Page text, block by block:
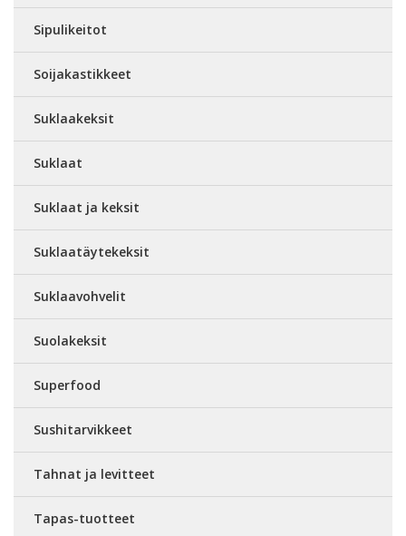
Sipulikeitot
Soijakastikkeet
Suklaakeksit
Suklaat
Suklaat ja keksit
Suklaatäytekeksit
Suklaavohvelit
Suolakeksit
Superfood
Sushitarvikkeet
Tahnat ja levitteet
Tapas-tuotteet